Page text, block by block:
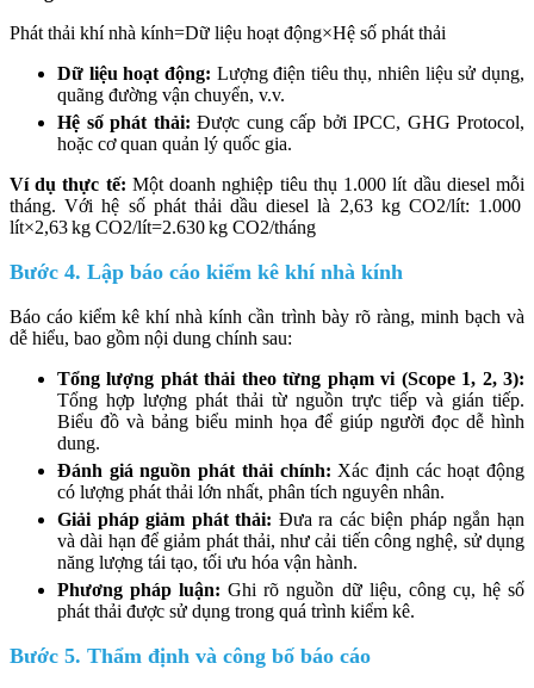
Phát thải khí nhà kính=Dữ liệu hoạt động×Hệ số phát thải
Dữ liệu hoạt động: Lượng điện tiêu thụ, nhiên liệu sử dụng,
quãng đường vận chuyển, v.v.
Hệ số phát thải: Được cung cấp bởi IPCC, GHG Protocol,
hoặc cơ quan quản lý quốc gia.
Ví dụ thực tế: Một doanh nghiệp tiêu thụ 1.000 lít dầu diesel mỗi
tháng. Với hệ số phát thải dầu diesel là 2,63 kg CO2/lít: 1.000
lít×2,63 kg CO2/lít=2.630 kg CO2/tháng
Bước 4. Lập báo cáo kiểm kê khí nhà kính
Báo cáo kiểm kê khí nhà kính cần trình bày rõ ràng, minh bạch và
dễ hiểu, bao gồm nội dung chính sau:
Tổng lượng phát thải theo từng phạm vi (Scope 1, 2, 3):
Tổng hợp lượng phát thải từ nguồn trực tiếp và gián tiếp.
Biểu đồ và bảng biểu minh họa để giúp người đọc dễ hình
dung.
Đánh giá nguồn phát thải chính: Xác định các hoạt động
có lượng phát thải lớn nhất, phân tích nguyên nhân.
Giải pháp giảm phát thải: Đưa ra các biện pháp ngắn hạn
và dài hạn để giảm phát thải, như cải tiến công nghệ, sử dụng
năng lượng tái tạo, tối ưu hóa vận hành.
Phương pháp luận:Ghi rõ nguồn dữ liệu, công cụ, hệ số
phát thải được sử dụng trong quá trình kiểm kê.
Bước 5. Thẩm định và công bố báo cáo